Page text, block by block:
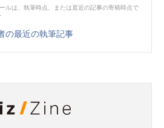
ルは、執筆時点、または直近の記事の寄稿時点で
の最近の執筆記事